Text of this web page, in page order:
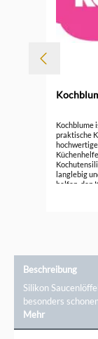
Kochblume
praktische
langlebig
helfen, den
Beschreibung
Silikon
besonders
Mehr